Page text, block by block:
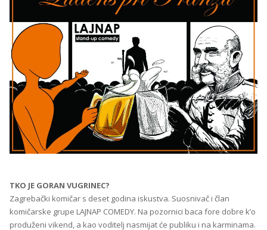
TKO JE GORAN VUGRINEC?
Zagrebački komičar s deset godina iskustva. Suosnivač i član
komičarske grupe LAJNAP COMEDY. Na pozornici baca fore dobre k’o
produženi vikend, a kao voditelj nasmijat će publiku i na karminama.